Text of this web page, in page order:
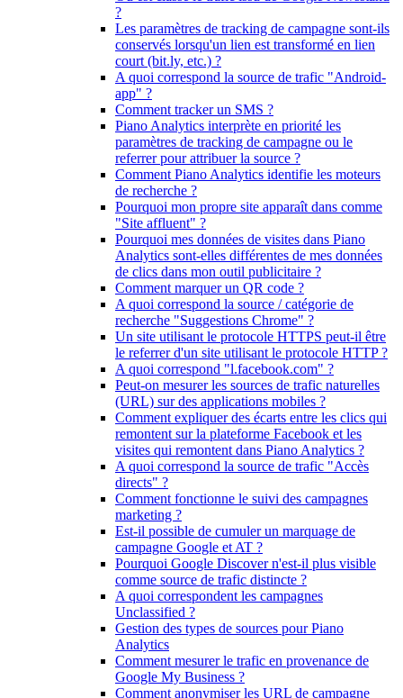
?
Les paramètres de tracking de campagne sont-ils
conservés lorsqu'un lien est transformé en lien
court (bit.ly, etc.) ?
A quoi correspond la source de trafic "Android-
app" ?
Comment tracker un SMS ?
Piano Analytics interprète en priorité les
paramètres de tracking de campagne ou le
referrer pour attribuer la source ?
Comment Piano Analytics identifie les moteurs
de recherche ?
Pourquoi mon propre site apparaît dans comme
"Site affluent" ?
Pourquoi mes données de visites dans Piano
Analytics sont-elles différentes de mes données
de clics dans mon outil publicitaire ?
Comment marquer un QR code ?
A quoi correspond la source / catégorie de
recherche "Suggestions Chrome" ?
Un site utilisant le protocole HTTPS peut-il être
le referrer d'un site utilisant le protocole HTTP ?
A quoi correspond "l.facebook.com" ?
Peut-on mesurer les sources de trafic naturelles
(URL) sur des applications mobiles ?
Comment expliquer des écarts entre les clics qui
remontent sur la plateforme Facebook et les
visites qui remontent dans Piano Analytics ?
A quoi correspond la source de trafic "Accès
directs" ?
Comment fonctionne le suivi des campagnes
marketing ?
Est-il possible de cumuler un marquage de
campagne Google et AT ?
Pourquoi Google Discover n'est-il plus visible
comme source de trafic distincte ?
A quoi correspondent les campagnes
Unclassified ?
Gestion des types de sources pour Piano
Analytics
Comment mesurer le trafic en provenance de
Google My Business ?
Comment anonymiser les URL de campagne